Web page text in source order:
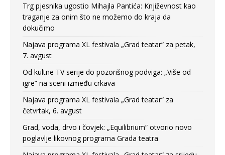
Trg pjesnika ugostio Mihajla Pantića: Književnost kao
traganje za onim što ne možemo do kraja da
dokučimo
Najava programa XL festivala „Grad teatar“ za petak,
7. avgust
Od kultne TV serije do pozorišnog podviga: „Više od
igre” na sceni između crkava
Najava programa XL festivala „Grad teatar“ za
četvrtak, 6. avgust
Grad, voda, drvo i čovjek: „Equilibrium“ otvorio novo
poglavlje likovnog programa Grada teatra